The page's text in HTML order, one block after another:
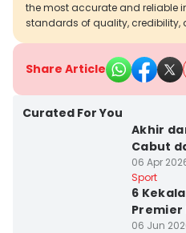
the most accurate and reliable
standards of quality, credibility,
Share Article
Curated For You
Akhir
Cabut
06 Apr
Sport
6
Premier
06 Jun